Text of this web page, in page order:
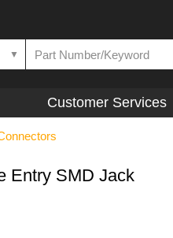
▼
Customer Services
Entry SMD Jack